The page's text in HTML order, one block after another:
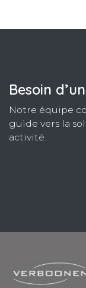
Besoin
Notre équipe
guide vers la
activité.